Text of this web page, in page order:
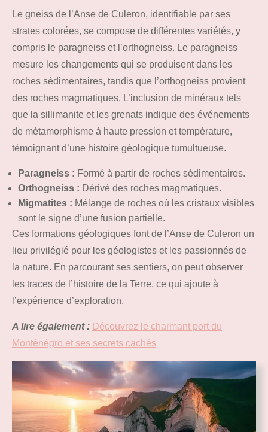
Le gneiss de l’Anse de Culeron, identifiable par ses
strates colorées, se compose de différentes variétés, y
compris le paragneiss et l’orthogneiss. Le paragneiss
mesure les changements qui se produisent dans les
roches sédimentaires, tandis que l’orthogneiss provient
des roches magmatiques. L’inclusion de minéraux tels
que la sillimanite et les grenats indique des événements
de métamorphisme à haute pression et température,
témoignant d’une histoire géologique tumultueuse.
Paragneiss : Formé à partir de roches sédimentaires.
Orthogneiss : Dérivé des roches magmatiques.
Migmatites : Mélange de roches où les cristaux visibles
sont le signe d’une fusion partielle.
Ces formations géologiques font de l’Anse de Culeron un
lieu privilégié pour les géologistes et les passionnés de
la nature. En parcourant ses sentiers, on peut observer
les traces de l’histoire de la Terre, ce qui ajoute à
l’expérience d’exploration.
A lire également : Découvrez le charmant port du
Monténégro et ses secrets cachés